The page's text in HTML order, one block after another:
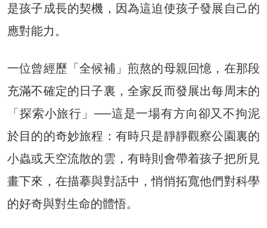
是孩子成長的契機，因為這迫使孩子發展自己的
應對能力。
一位曾經歷「全候補」煎熬的母親回憶，在那段
充滿不確定的日子裏，全家反而發展出每周末的
「探索小旅行」──這是一場有方向卻又不拘泥
於目的的奇妙旅程：有時只是靜靜觀察公園裏的
小蟲或天空流散的雲，有時則會帶着孩子把所見
畫下來，在描摹與對話中，悄悄拓寬他們對科學
的好奇與對生命的體悟。